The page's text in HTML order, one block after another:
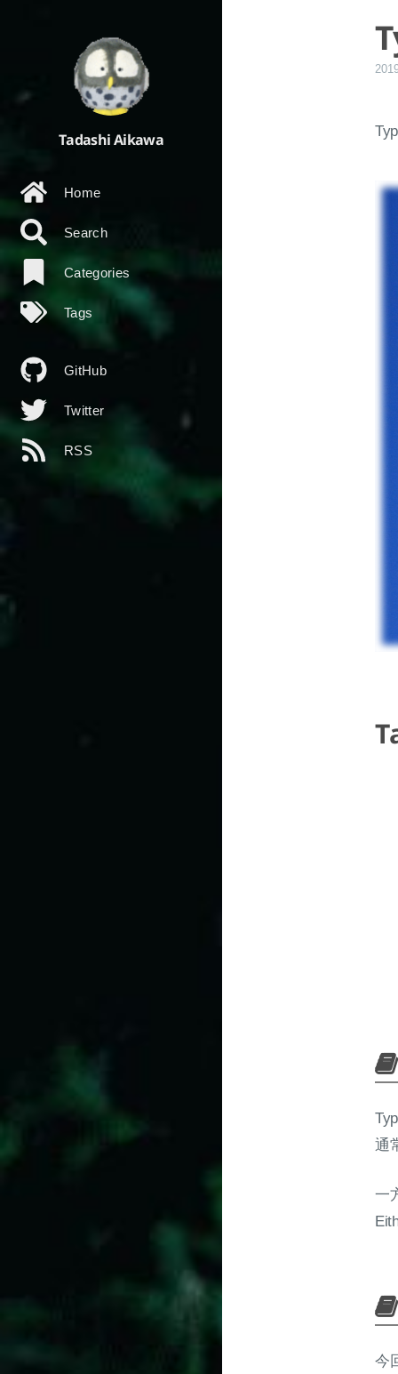
Tadashi Aikawa
Home
Search
Categories
Tags
GitHub
Twitter
RSS
通
一
今